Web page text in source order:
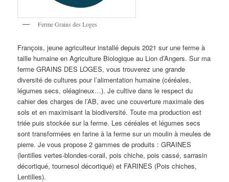
Ferme Grains des Loges
François, jeune agriculteur installé depuis 2021 sur une ferme à
taille humaine en Agriculture Biologique au Lion d’Angers. Sur ma
ferme GRAINS DES LOGES, vous trouverez une grande
diversité de cultures pour l’alimentation humaine (céréales,
légumes secs, oléagineux…). Je cultive dans le respect du
cahier des charges de l’AB, avec une couverture maximale des
sols et en maximisant la biodiversité. Toute ma production est
triée puis stockée sur la ferme. Les céréales et légumes secs
sont transformées en farine à la ferme sur un moulin à meules de
pierre. Je vous propose 2 gammes de produits : GRAINES
(lentilles vertes-blondes-corail, pois chiche, pois cassé, sarrasin
décortiqué, tournesol décortiqué) et FARINES (Pois chiches,
Lentilles).